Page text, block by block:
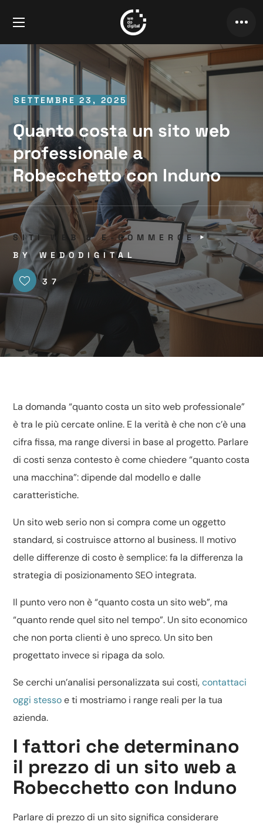
SETTEMBRE 23, 2025
Quanto costa un sito web
professionale a
Robecchetto con Induno
SITI WEB & E-COMMERCE
BYWEDODIGITAL
37
La domanda “quanto costa un sito web professionale”
è tra le più cercate online. E la verità è che non c’è una
cifra fissa, ma range diversi in base al progetto. Parlare
di costi senza contesto è come chiedere “quanto costa
una macchina”: dipende dal modello e dalle
caratteristiche.
Un sito web serio non si compra come un oggetto
standard, si costruisce attorno al business. Il motivo
delle differenze di costo è semplice: fa la differenza la
strategia di posizionamento SEO integrata.
Il punto vero non è “quanto costa un sito web”, ma
“quanto rende quel sito nel tempo”. Un sito economico
che non porta clienti è uno spreco. Un sito ben
progettato invece si ripaga da solo.
Se cerchi un’analisi personalizzata sui costi,contattaci
oggi stessoe ti mostriamo i range reali per la tua
azienda.
I fattori che determinano
il prezzo di un sito web a
Robecchetto con Induno
Parlare di prezzo di un sito significa considerare